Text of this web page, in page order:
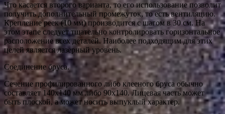
Что касается второго варианта, то его использование позволит
получить дополнительный промежуток, то есть вентиляцию.
Крепление реек (10 мм) производится с шагом в 30 см. На
этом этапе следует тщательно контролировать горизонтальное
расположение всех деталей. Наиболее подходящим для этих
целей является лазерный уровень.
Соединение бруса.
Сечение профилированного либо клееного бруса обычно
составляет 140х140 мм либо 90х140. Лицевая часть может
быть плоской, а может носить выпуклый характер.